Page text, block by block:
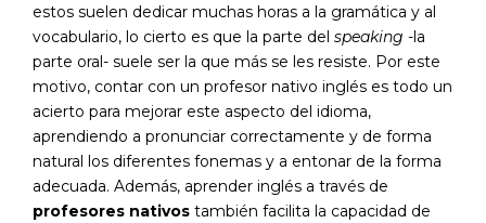
estos suelen dedicar muchas horas a la gramática y al
vocabulario, lo cierto es que la parte del speaking -la
parte oral- suele ser la que más se les resiste. Por este
motivo, contar con un profesor nativo inglés es todo un
acierto para mejorar este aspecto del idioma,
aprendiendo a pronunciar correctamente y de forma
natural los diferentes fonemas y a entonar de la forma
adecuada. Además, aprender inglés a través de
profesores nativos también facilita la capacidad de